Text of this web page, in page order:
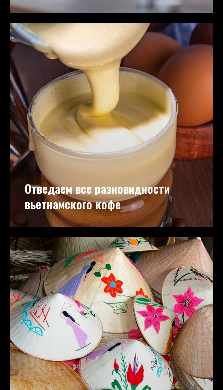
Отведаем все разновидности
вьетнамского кофе